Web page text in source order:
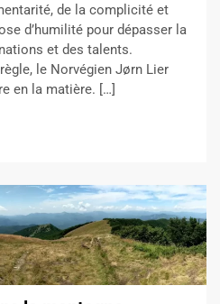
de la complicité et
d’humilité pour dépasser la
et des talents.
le Norvégien Jørn Lier
en la matière. […]